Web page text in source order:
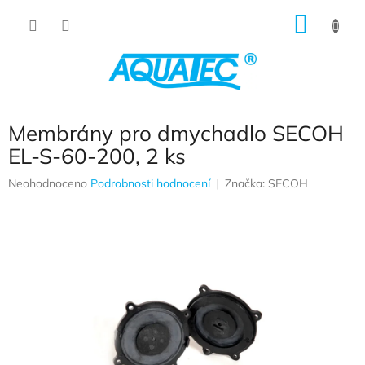
Membrány pro dmychadlo SECOH
EL-S-60-200, 2 ks
Průměrné hodnocení produktu je 0,0 z 5 hvězdiček.
Neohodnoceno Podrobnosti hodnocení Značka: SECOH